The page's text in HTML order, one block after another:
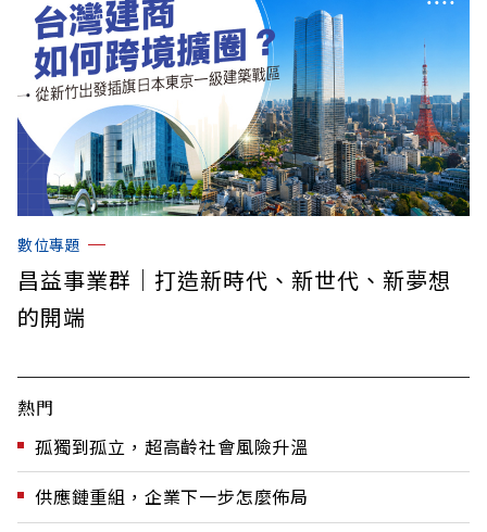
數位專題
昌益事業群｜打造新時代、新世代、新夢想
的開端
熱門
孤獨到孤立，超高齡社會風險升溫
供應鏈重組，企業下一步怎麼佈局